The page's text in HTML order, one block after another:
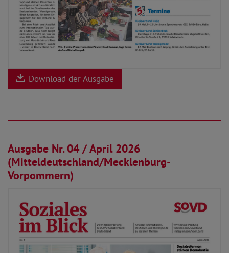
Download der Ausgabe
01.04.2026
Ausgabe Nr. 04 / April 2026
(Mitteldeutschland/Mecklenburg-
Vorpommern)